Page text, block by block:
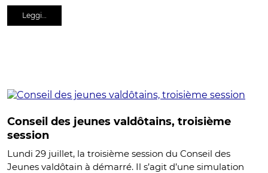
Leggi…
Conseil des jeunes valdôtains, troisième
session
Lundi 29 juillet, la troisième session du Conseil des
Jeunes valdôtain à démarré. Il s’agit d’une simulation